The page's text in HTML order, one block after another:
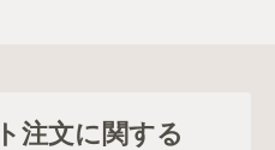
注文に関する